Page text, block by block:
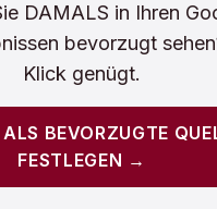
DAMALS in Ihren
bevorzugt
Klick genügt.
ALS BEVORZUGTE
FESTLEGEN →